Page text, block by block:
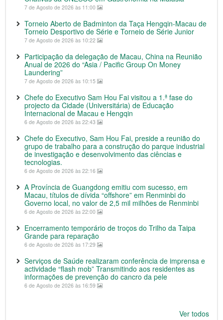
7 de Agosto de 2026 às 11:00
Torneio Aberto de Badminton da Taça Hengqin-Macau de
Torneio Desportivo de Série e Torneio de Série Junior
7 de Agosto de 2026 às 10:22
Participação da delegação de Macau, China na Reunião
Anual de 2026 do “Asia / Pacific Group On Money
Laundering”
7 de Agosto de 2026 às 10:15
Chefe do Executivo Sam Hou Fai visitou a 1.ª fase do
projecto da Cidade (Universitária) de Educação
Internacional de Macau e Hengqin
6 de Agosto de 2026 às 22:43
Chefe do Executivo, Sam Hou Fai, preside a reunião do
grupo de trabalho para a construção do parque industrial
de investigação e desenvolvimento das ciências e
tecnologias.
6 de Agosto de 2026 às 22:16
A Província de Guangdong emitiu com sucesso, em
Macau, títulos de dívida “offshore” em Renminbi do
Governo local, no valor de 2,5 mil milhões de Renminbi
6 de Agosto de 2026 às 22:00
Encerramento temporário de troços do Trilho da Taipa
Grande para reparação
6 de Agosto de 2026 às 17:29
Serviços de Saúde realizaram conferência de imprensa e
actividade “flash mob” Transmitindo aos residentes as
informações de prevenção do cancro da pele
6 de Agosto de 2026 às 16:59
Ver todos